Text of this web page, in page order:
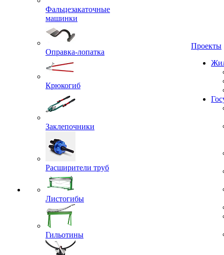
Фальцезакаточные
машинки
Оправка-лопатка
Крюкогиб
Заклепочники
Расширители труб
Листогибы
Гильотины